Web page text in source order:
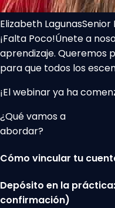
Elizabeth LagunasSenior
¡Falta Poco!Únete a
aprendizaje. Queremos
para que todos los
¡El webinar ya ha
¿Qué vamos a
abordar?
Cómo vincular tu
Depósito en la
confirmación)